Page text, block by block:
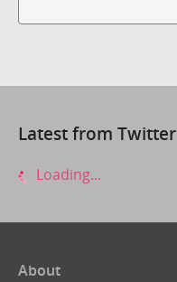
Latest from Twitter
Loading...
About